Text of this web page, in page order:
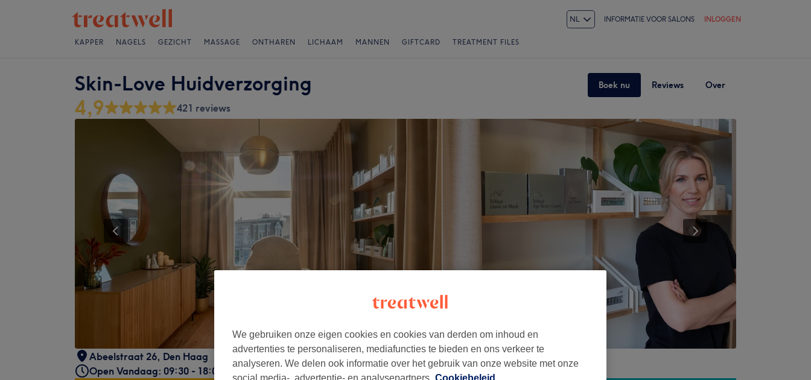
NL INFORMATIE VOOR SALONS INLOGGEN
KAPPER NAGELS GEZICHT MASSAGE ONTHAREN LICHAAM MANNEN GIFTCARD TREATMENT FILES
Skin-Love Huidverzorging Boek nu Reviews Over
4,9 421 reviews
Abeelstraat 26, Den Haag
Open Vandaag: 09:30 - 18:00
We gebruiken onze eigen cookies en cookies van derden om inhoud en
advertenties te personaliseren, mediafuncties te bieden en ons verkeer te
analyseren. We delen ook informatie over het gebruik van onze website met onze
social media-, advertentie- en analysepartners. Cookiebeleid